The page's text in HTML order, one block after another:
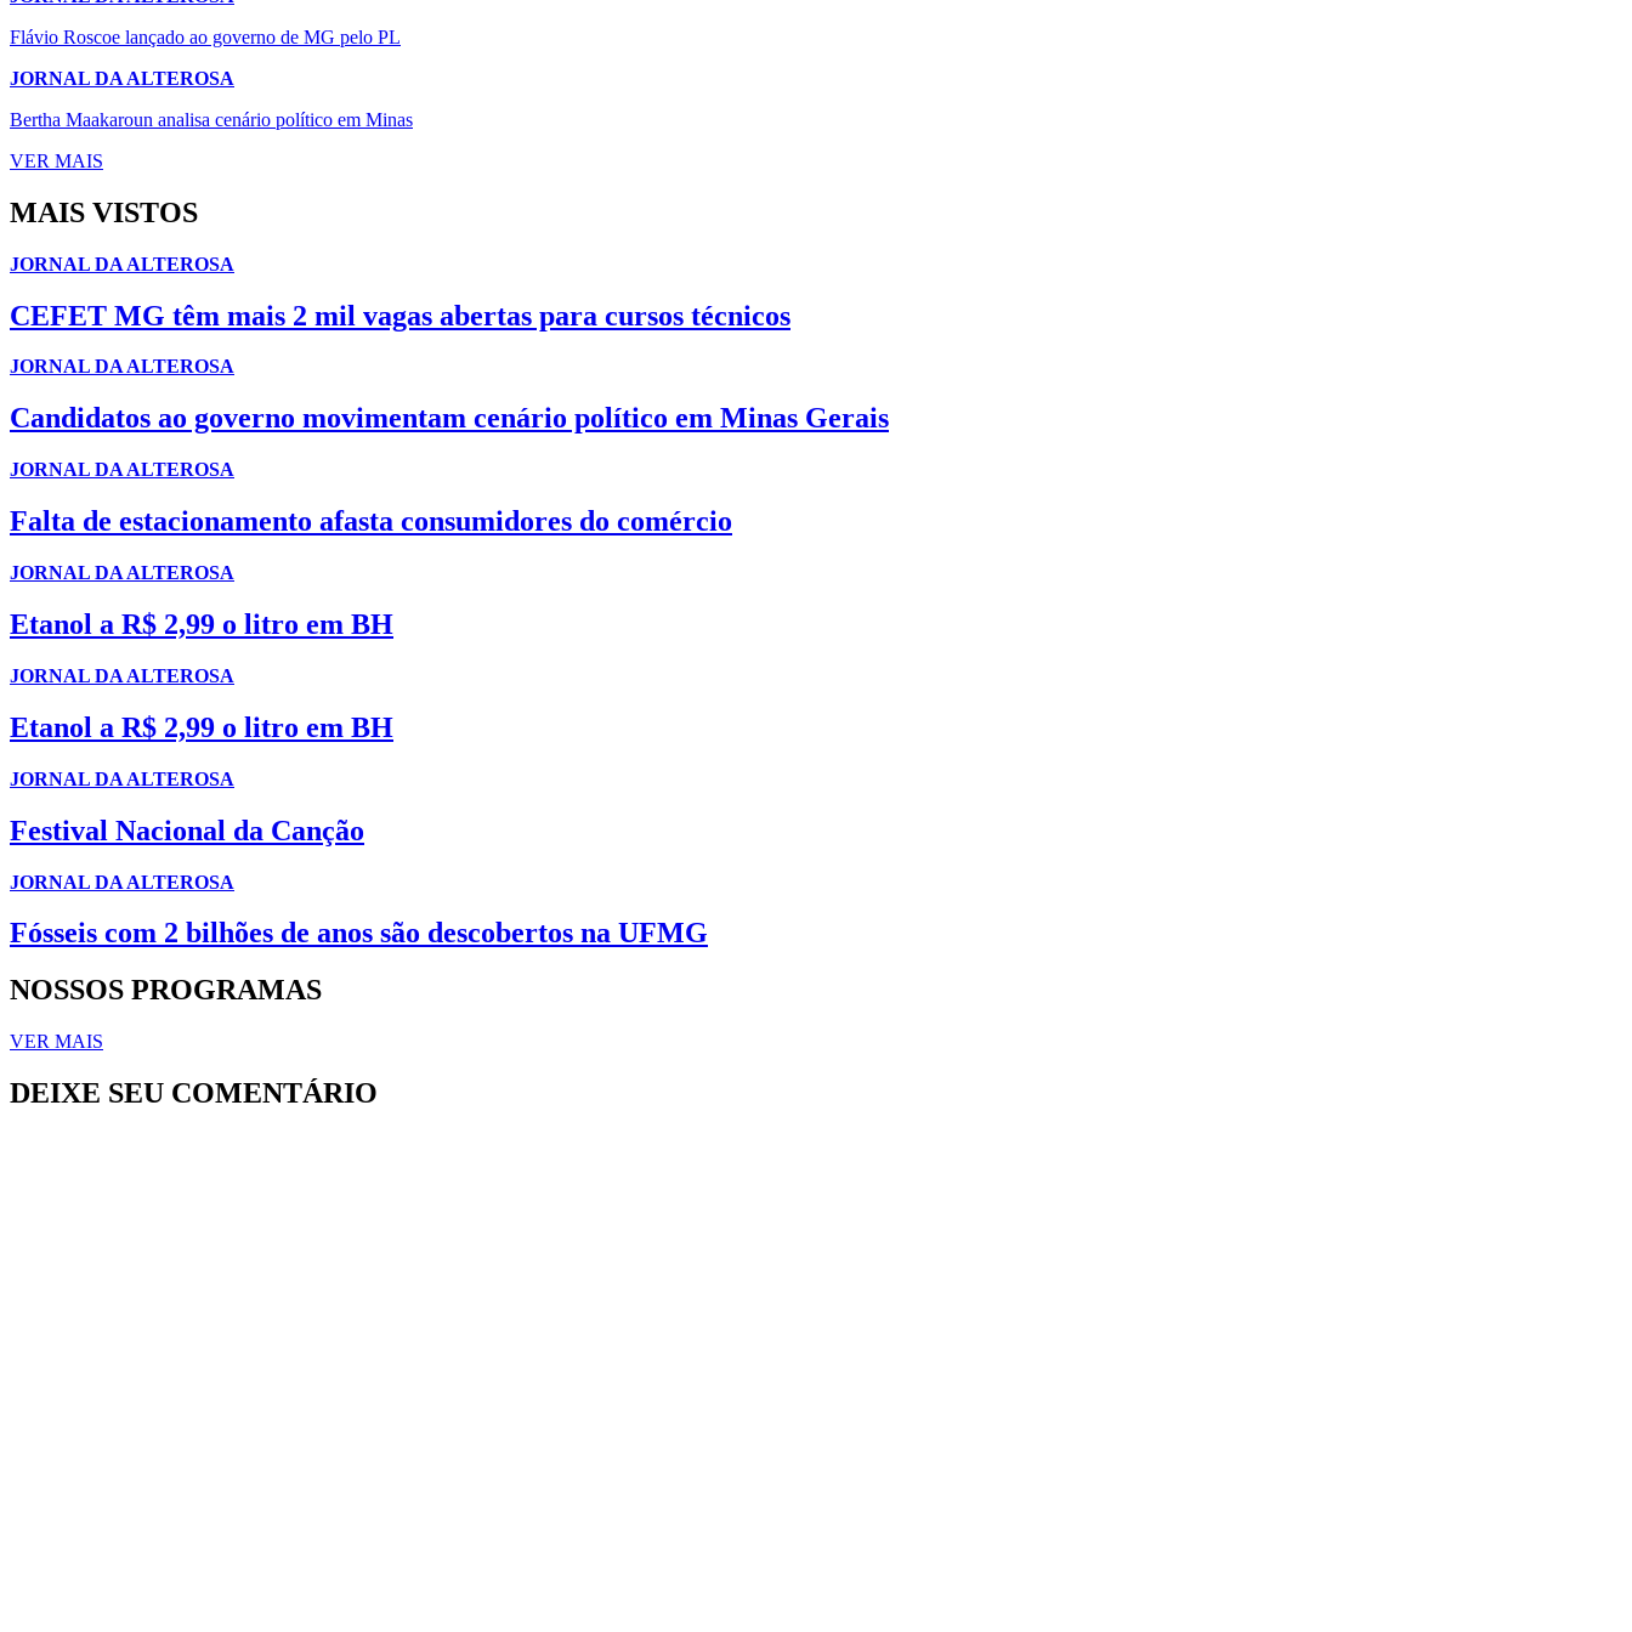
Flávio Roscoe lançado ao governo de MG pelo PL
JORNAL DA ALTEROSA
Bertha Maakaroun analisa cenário político em Minas
VER MAIS
MAIS VISTOS
JORNAL DA ALTEROSA
CEFET MG têm mais 2 mil vagas abertas para cursos técnicos
JORNAL DA ALTEROSA
Candidatos ao governo movimentam cenário político em Minas Gerais
JORNAL DA ALTEROSA
Falta de estacionamento afasta consumidores do comércio
JORNAL DA ALTEROSA
Etanol a R$ 2,99 o litro em BH
JORNAL DA ALTEROSA
Etanol a R$ 2,99 o litro em BH
JORNAL DA ALTEROSA
Festival Nacional da Canção
JORNAL DA ALTEROSA
Fósseis com 2 bilhões de anos são descobertos na UFMG
NOSSOS PROGRAMAS
VER MAIS
DEIXE SEU COMENTÁRIO